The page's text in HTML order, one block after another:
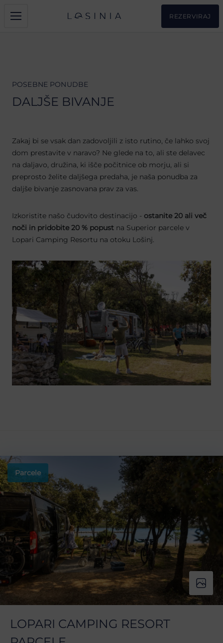
REZERVIRAJ
POSEBNE PONUDBE
DALJŠE BIVANJE
Zakaj bi se vsak dan zadovoljili z isto rutino, če lahko svoj
dom prestavite v naravo? Ne glede na to, ali ste delavec
na daljavo, družina, ki išče počitnice ob morju, ali si
preprosto želite daljšega predaha, je naša ponudba za
daljše bivanje zasnovana prav za vas.
Izkoristite našo čudovito destinacijo - ostanite 20 ali več
noči in pridobite 20 % popust na Superior parcele v
Lopari Camping Resortu na otoku Lošinj.
Parcele
LOPARI CAMPING RESORT